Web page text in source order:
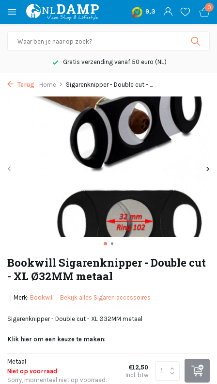
9,3
0
Gratis verzending vanaf 50 euro (NL)
Terug Home Sigarenknipper - Double cut - ...
Bookwill Sigarenknipper - Double cut
- XL Ø32MM metaal
Merk: Bookwill Bekijk alles Sigaren accessoires
Sigarenknipper - Double cut - XL Ø32MM metaal
Klik hier om een keuze te maken:
Metaal
Niet op voorraad
Sorry, momenteel niet op voorraad.
€12,50
Incl. btw